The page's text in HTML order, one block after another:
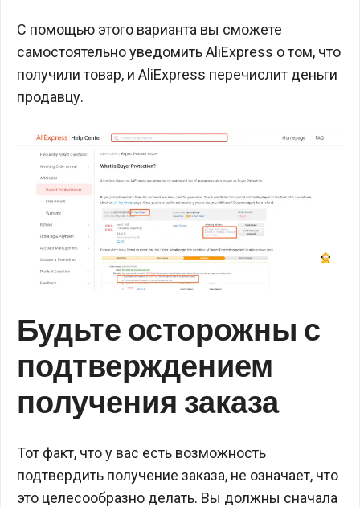
С помощью этого варианта вы сможете
самостоятельно уведомить AliExpress о том, что
получили товар, и AliExpress перечислит деньги
продавцу.
Будьте осторожны с
подтверждением
получения заказа
Тот факт, что у вас есть возможность
подтвердить получение заказа, не означает, что
это целесообразно делать. Вы должны сначала